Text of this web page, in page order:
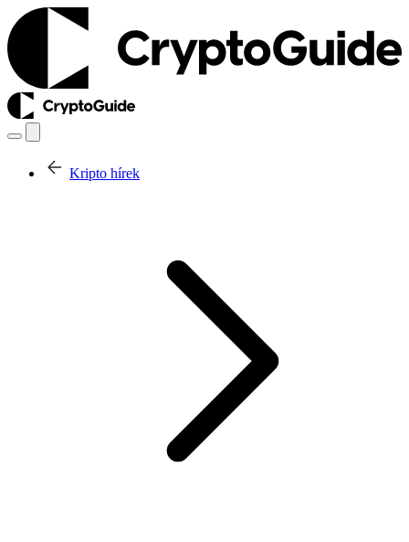
Kripto hírek